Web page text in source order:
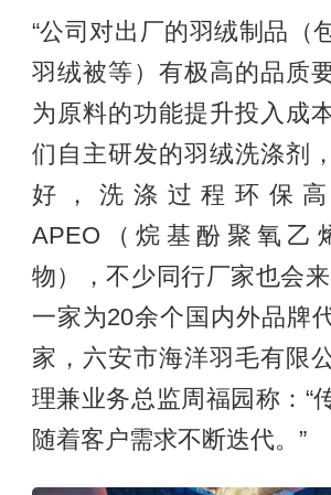
“公司对出厂的羽绒制品（
羽绒被等）有极高的品质
为原料的功能提升投入成
们自主研发的羽绒洗涤剂
好，洗涤过程环保
APEO（烷基酚聚氧乙
物），不少同行厂家也会
一家为20余个国内外品牌
家，六安市海洋羽毛有限
理兼业务总监周福园称：“
随着客户需求不断迭代。”